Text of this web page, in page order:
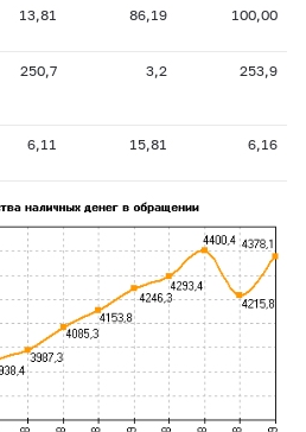
13,81 86,19 100,00
250,7 3,2 253,9
6,11 15,81 6,16